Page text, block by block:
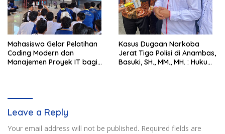
Mahasiswa Gelar Pelatihan
Coding Modern dan
Manajemen Proyek IT bagi
Kasus Dugaan Narkoba
Jerat Tiga Polisi di Anambas,
Basuki, SH., MM., MH. : Hukum
Leave a Reply
Your email address will not be published. Required fields are